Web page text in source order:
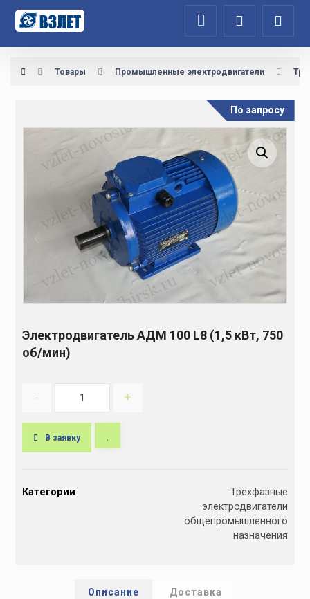
Товары Промышленные электродвигатели
Увеличить изображение
Электродвигатель АДМ 100 L8 (1,5 кВт, 750
об/мин)
По запросу
- +
В заявку
tКатегории
Трехфазные
электродвигатели
общепромышленного
назначения
Описание Доставка